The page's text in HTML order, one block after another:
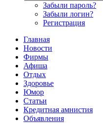
Забыли пароль?
Забыли логин?
Регистрация
Главная
Новости
Фирмы
Афиша
Отдых
Здоровье
Юмор
Статьи
Кредитная амнистия
Объявления